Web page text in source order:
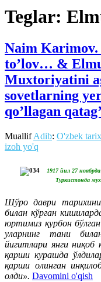
Teglar:
Naim Karimov.
to’lov… &
Muxtoriyatini
sovetlarning
qo’llagan
MuallifAdib: O'zbek
izoh yo'q
1917 йил 27
Туркистонда
Шўро даври
билан кўрган
юртимиз қурбон
уларнинг тани
йигитлари янги ниқоб
қарши курашда
қарши олинган
олди». Davomini o'qish